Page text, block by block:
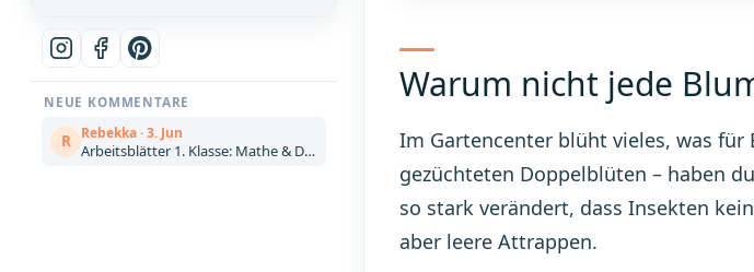
NEUE KOMMENTARE
R Rebekka · 3. Jun
Arbeitsblätter 1. Klasse: Mathe & Deutsch kostenlos zum Ausdrucken (Artikel)
Warum nicht jede
Im Gartencenter blüht vieles, was für
gezüchteten Doppelblüten – haben
so stark verändert, dass Insekten
aber leere Attrappen.